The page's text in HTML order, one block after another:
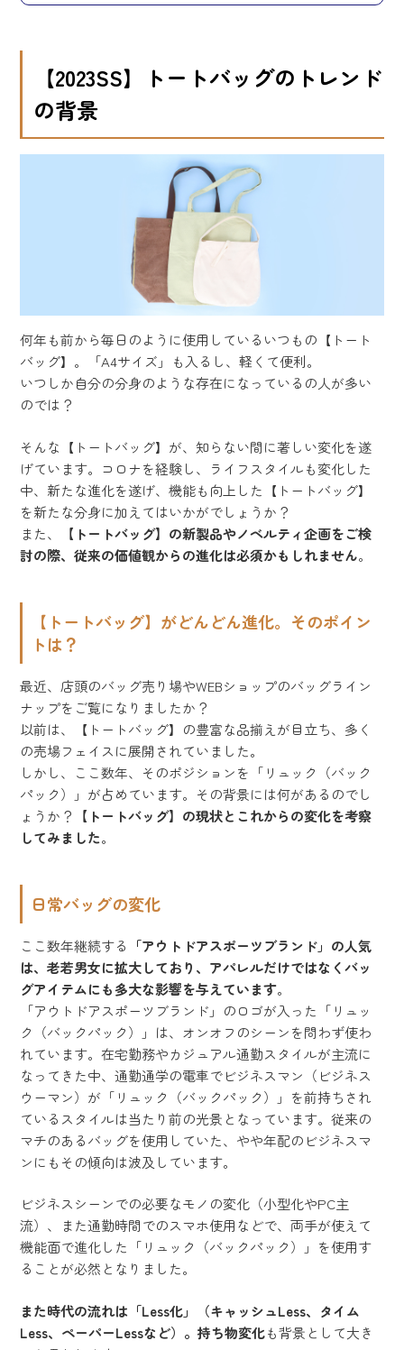
【2023SS】トートバッグのトレンド
の背景
何年も前から毎日のように使用しているいつもの【トート
バッグ】。「A4サイズ」も入るし、軽くて便利。
いつしか自分の分身のような存在になっているの人が多い
のでは？
そんな【トートバッグ】が、知らない間に著しい変化を遂
げています。コロナを経験し、ライフスタイルも変化した
中、新たな進化を遂げ、機能も向上した【トートバッグ】
を新たな分身に加えてはいかがでしょうか？
また、
【トートバッグ】の新製品やノベルティ企画をご検
討の際、従来の価値観からの進化は必須かもしれません。
【トートバッグ】がどんどん進化。そのポイン
トは？
最近、店頭のバッグ売り場やWEBショップのバッグライン
ナップをご覧になりましたか？
以前は、【トートバッグ】の豊富な品揃えが目立ち、多く
の売場フェイスに展開されていました。
しかし、ここ数年、そのポジションを「リュック（バック
パック）」が占めています。その背景には何があるのでし
ょうか？
【トートバッグ】の現状とこれからの変化を考察
してみました。
日常バッグの変化
ここ数年継続する
「アウトドアスポーツブランド」の人気
は、老若男女に拡大しており、アパレルだけではなくバッ
グアイテムにも多大な影響を与えています。
「アウトドアスポーツブランド」のロゴが入った「リュッ
ク（バックパック）」は、オンオフのシーンを問わず使わ
れています。在宅勤務やカジュアル通勤スタイルが主流に
なってきた中、通勤通学の電車でビジネスマン（ビジネス
ウーマン）が「リュック（バックパック）」を前持ちされ
ているスタイルは当たり前の光景となっています。従来の
マチのあるバッグを使用していた、やや年配のビジネスマ
ンにもその傾向は波及しています。
ビジネスシーンでの必要なモノの変化（小型化やPC主
流）、また通勤時間でのスマホ使用などで、両手が使えて
機能面で進化した「リュック（バックパック）」を使用す
ることが必然となりました。
また時代の流れは「Less化」（キャッシュLess、タイム
Less、ペーパーLessなど）。持ち物変化も背景として大き